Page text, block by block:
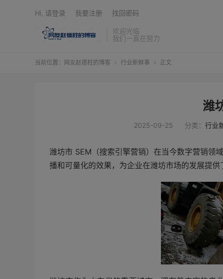
欢迎光临
我们一直在努力
Hi, 请登录 我要注册 找回密码
当前位置： 网友赵德柱的博客  行业新鲜事  正文
潍
2025-09-25 分类： 行业
潍坊市 SEM（搜索引擎营销）在当今数字营销领
播和可量化的效果，为企业在潍坊市场的发展提供